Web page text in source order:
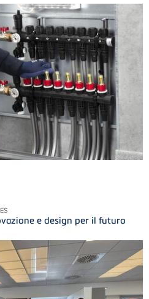
e design per il futuro